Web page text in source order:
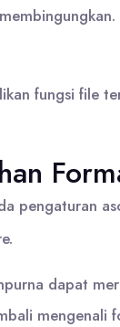
fungsi file
pengaturan
dapat
mengenali